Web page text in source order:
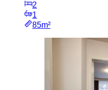
2
1
85m²